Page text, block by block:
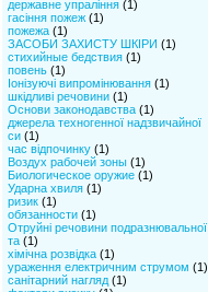
державне упраління(1)
гасіння пожеж(1)
пожежа(1)
ЗАСОБИ ЗАХИСТУ ШКІРИ (1)
стихийные бедствия(1)
повень(1)
Іонізуючі випромінювання(1)
шкідливі речовини(1)
Основи законодавства(1)
джерела техногенної надзвичайної
си(1)
час відпочинку(1)
Воздух рабочей зоны(1)
Биологическое оружие(1)
Ударна хвиля(1)
ризик(1)
обязанности(1)
Отруйні речовини подразнювальної
та(1)
хімічна розвідка(1)
ураження електричним струмом (1)
санітарний нагляд(1)